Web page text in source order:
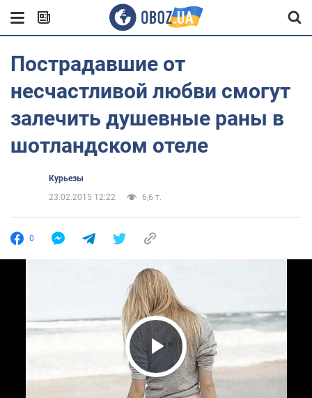
Пострадавшие от
несчастливой любви смогут
залечить душевные раны в
шотландском отеле
Курьезы
23.02.2015 12:22
6,6 т.
0
Play Video